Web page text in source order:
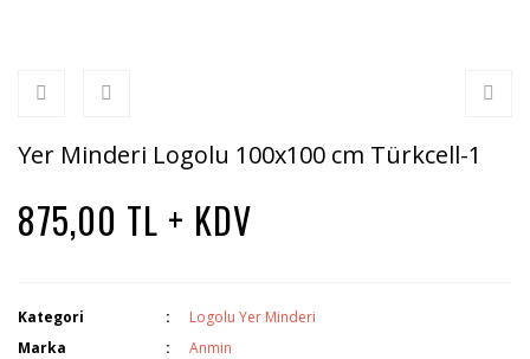
Yer Minderi Logolu 100x100 cm Türkcell-1
875,00 TL + KDV
Kategori
Logolu Yer Minderi
Marka
Anmin